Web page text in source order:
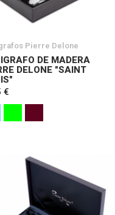
Pierre Delone
DE MADERA
DELONE "SAINT
€